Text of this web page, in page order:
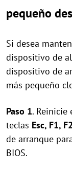
pequeño
Si desea
dispositivo de
dispositivo de
más pequeño
Paso 1. Reinicie
teclas Esc, F1,
de arranque
BIOS.